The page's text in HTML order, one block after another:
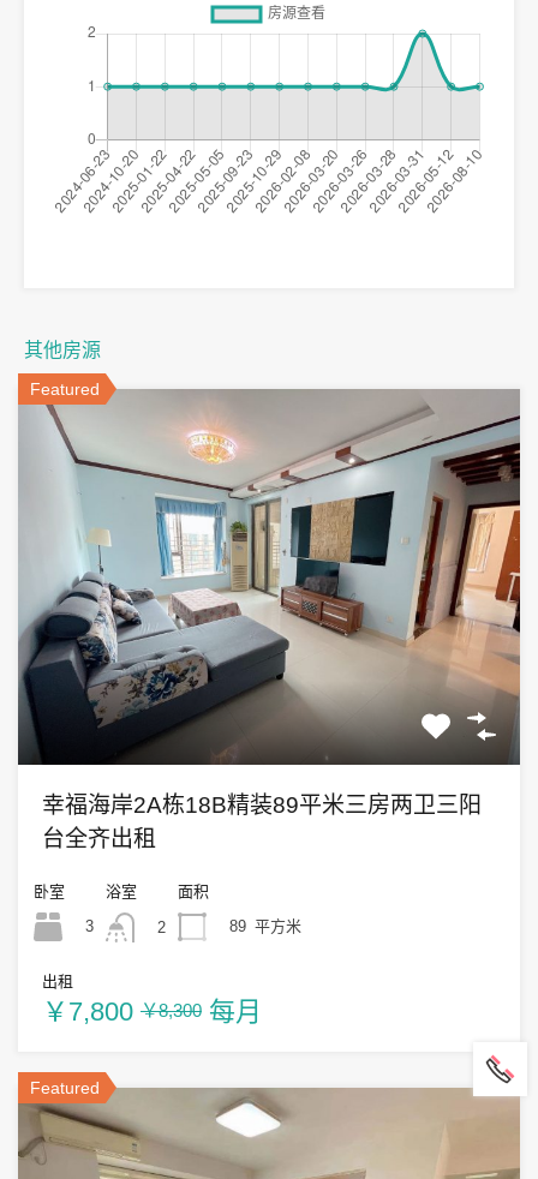
其他房源
Featured
幸福海岸2A栋18B精装89平米三房两卫三阳
台全齐出租
卧室
3
浴室
2
面积
89 平方米
出租
￥7,800 ￥8,300 每月
Featured